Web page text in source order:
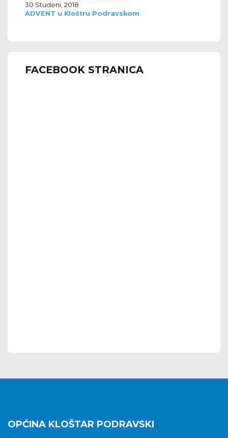
30 Studeni, 2018
ADVENT u Kloštru Podravskom
FACEBOOK STRANICA
OPĆINA KLOŠTAR PODRAVSKI